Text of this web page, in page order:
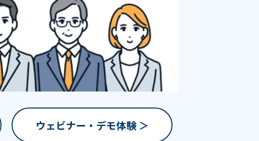
ウェビナー・デモ体験 ＞